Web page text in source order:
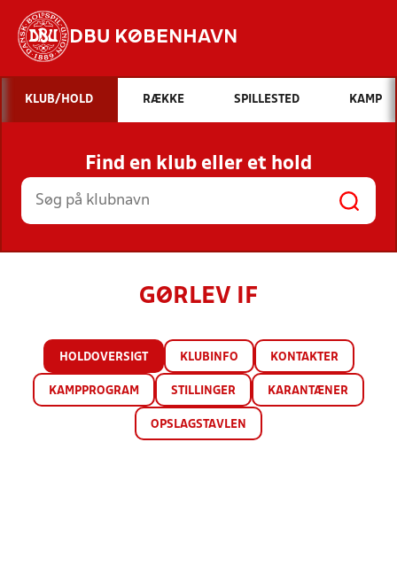
DBU KØBENHAVN
Hvad vil du søge efter?
INDHOLD OG NYHEDER
STILLINGER, RESULTATER, KLUBBER OG
HOLD
KLUB/HOLD RÆKKE SPILLESTED KAMP
Find en klub eller et hold
GØRLEV IF
HOLDOVERSIGT KLUBINFO KONTAKTER
KAMPPROGRAM STILLINGER KARANTÆNER
OPSLAGSTAVLEN